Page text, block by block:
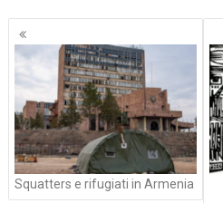
Navigazione
articoli
Squatters e rifugiati in Armenia